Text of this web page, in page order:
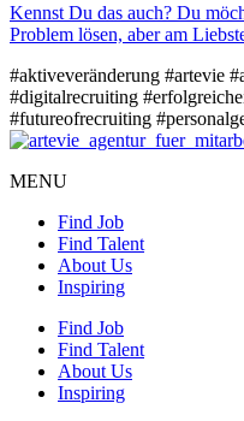
Kennst Du das auch? Du
Problem lösen, aber am
#aktiveveränderung #artevie
#digitalrecruiting
#futureofrecruiting
MENU
Find Job
Find Talent
About Us
Inspiring
Find Job
Find Talent
About Us
Inspiring